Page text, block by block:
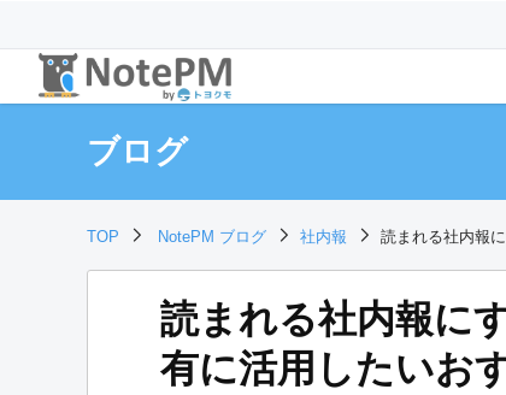
ブログ
TOP NotePM ブログ 社内報 読まれる社内報
読まれる社内報に
有に活用したいお